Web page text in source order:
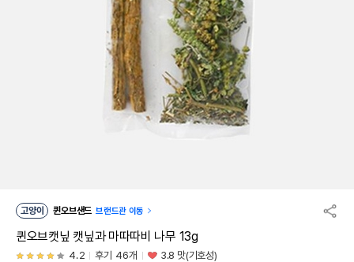
고양이 퀸오브샌드 브랜드관 이동
퀸오브캣닢 캣닢과 마따따비 나무 13g
4.2 후기 46개 3.8 맛(기호성)